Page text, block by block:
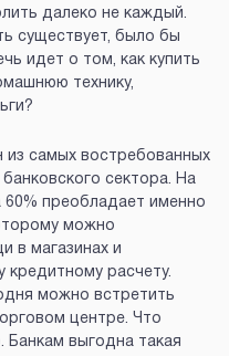
далеко не каждый.
существует, было бы
идет о том, как купить
технику,
из самых востребованных
сектора. На
преобладает именно
можно
в магазинах и
кредитному расчету.
можно встретить
центре. Что
Банкам выгодна такая